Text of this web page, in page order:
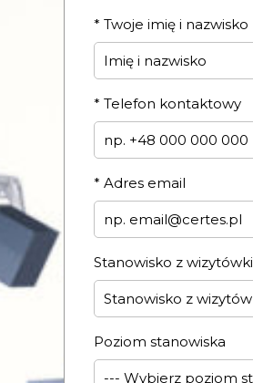
* Twoje imię i nazwisko
* Telefon kontaktowy
* Adres email
Stanowisko z wizytówki
Poziom stanowiska